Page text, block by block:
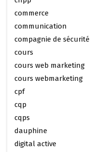
commerce
communication
compagnie de sécurité
cours
cours web marketing
cours webmarketing
cpf
cqp
cqps
dauphine
digital active